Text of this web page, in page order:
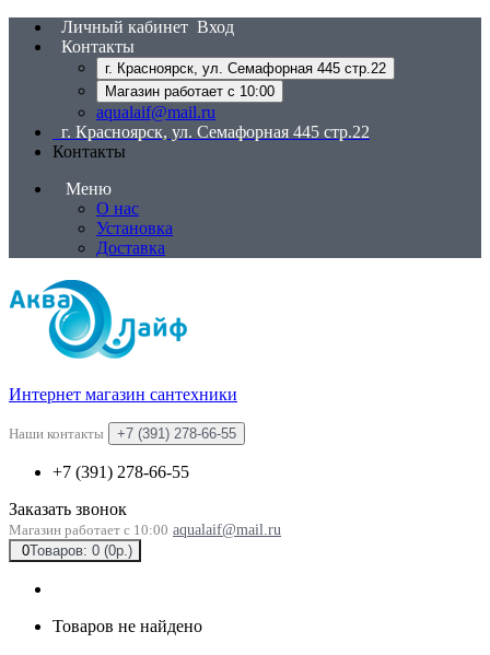
Личный кабинет Вход
Контакты
г. Красноярск, ул. Семафорная 445 стр.22
Магазин работает с 10:00
aqualaif@mail.ru
г. Красноярск, ул. Семафорная 445 стр.22
Контакты
Меню
О нас
Установка
Доставка
Интернет магазин сантехники
Наши контакты +7 (391) 278-66-55
+7 (391) 278-66-55
Заказать звонок
Магазин работает с 10:00 aqualaif@mail.ru
0Товаров: 0 (0р.)
Товаров не найдено